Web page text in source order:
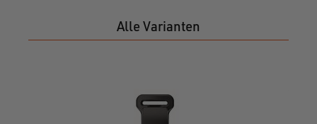
Alle Varianten